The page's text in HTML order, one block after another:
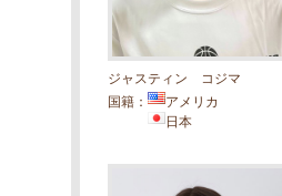
ジャスティン コジマ
国籍：
アメリカ
日本